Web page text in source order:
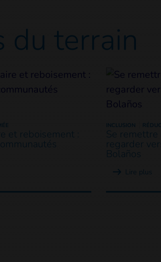
du terrain
et reboisement :
INCLUSION
Se remettre
regarder
Bolaños
Lire plus